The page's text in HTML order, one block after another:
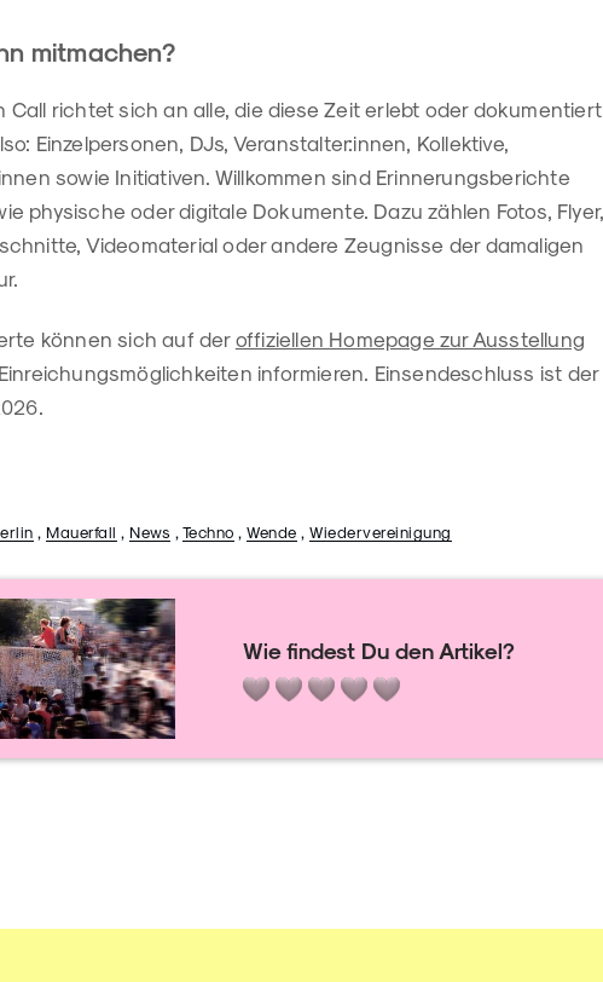
mitmachen?
Call richtet sich an alle, die diese Zeit erlebt oder dokumentiert
Einzelpersonen, DJs, Veranstalter:innen, Kollektive,
sowie Initiativen. Willkommen sind Erinnerungsberichte
physische oder digitale Dokumente. Dazu zählen Fotos, Flyer,
Videomaterial oder andere Zeugnisse der damaligen
können sich auf der offiziellen Homepage zur Ausstellung
informieren. Einsendeschluss ist der
Mauerfall News Techno Wende Wiedervereinigung
Wie findest Du den Artikel?